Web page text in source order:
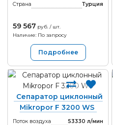
Страна
Турция
59 567 руб. / шт.
Наличие: По запросу
Подробнее
Сепаратор циклонный
Mikropor F 3200 WS
Поток воздуха
53330 л/мин